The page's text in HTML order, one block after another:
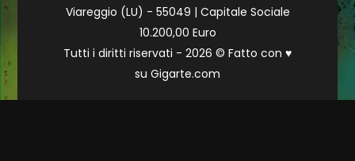
Viareggio (LU) - 55049 | Capitale Sociale
10.200,00 Euro
Tutti i diritti riservati - 2026 © Fatto con ♥
su Gigarte.com